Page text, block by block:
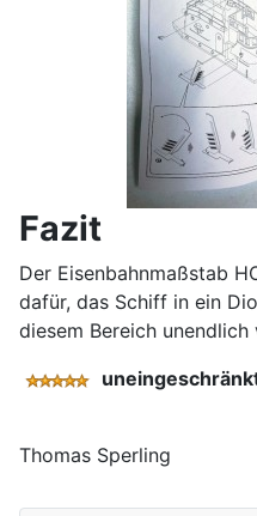
Fazit
Der Eisenbahnmaßstab
dafür, das Schiff in ein
diesem Bereich
Thomas Sperling